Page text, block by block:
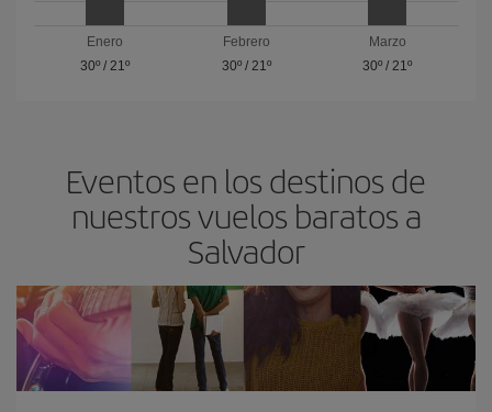
Enero
30º/ 21º
Febrero
30º/ 21º
Marzo
30º /21º
Eventos en los destinos de
nuestros vuelos baratos a
Salvador